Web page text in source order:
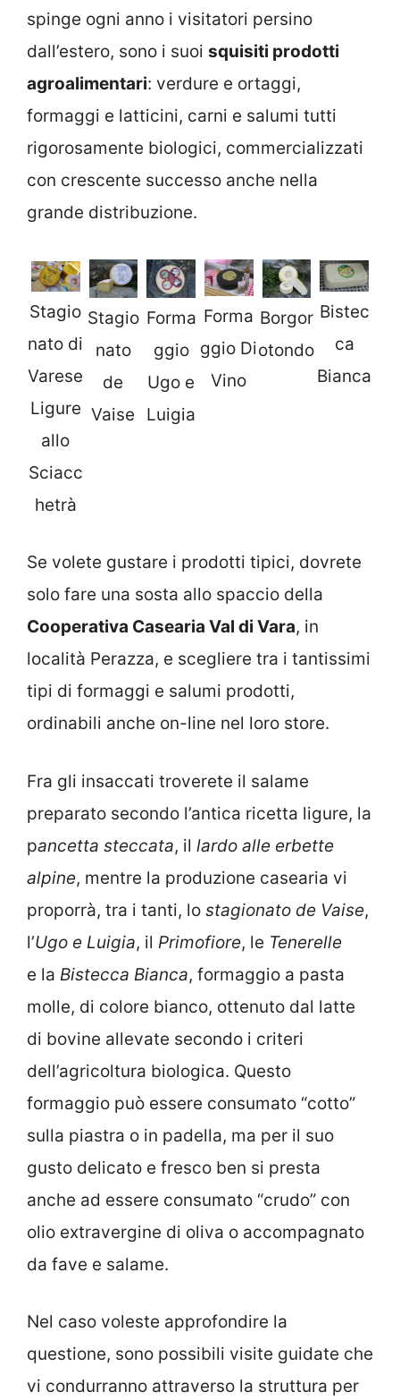
spinge ogni anno i visitatori persino
dall’estero, sono i suoi squisiti prodotti
agroalimentari: verdure e ortaggi,
formaggi e latticini, carni e salumi tutti
rigorosamente biologici, commercializzati
con crescente successo anche nella
grande distribuzione.
Stagio
nato di
Varese
Ligure
allo
Sciacc
hetrà
Stagio
nato
de
Vaise
Forma
ggio
Ugo e
Luigia
Forma
ggio Di
Vino
Borgor
otondo
Bistec
ca
Bianca
Se volete gustare i prodotti tipici, dovrete
solo fare una sosta allo spaccio della
Cooperativa Casearia Val di Vara, in
località Perazza, e scegliere tra i tantissimi
tipi di formaggi e salumi prodotti,
ordinabili anche on-line nel loro store.
Fra gli insaccati troverete il salame
preparato secondo l’antica ricetta ligure, la
pancetta steccata, il lardo alle erbette
alpine, mentre la produzione casearia vi
proporrà, tra i tanti, lo stagionato de Vaise,
l’Ugo e Luigia, il Primofiore, le Tenerelle
e la Bistecca Bianca, formaggio a pasta
molle, di colore bianco, ottenuto dal latte
di bovine allevate secondo i criteri
dell’agricoltura biologica. Questo
formaggio può essere consumato “cotto”
sulla piastra o in padella, ma per il suo
gusto delicato e fresco ben si presta
anche ad essere consumato “crudo” con
olio extravergine di oliva o accompagnato
da fave e salame.
Nel caso voleste approfondire la
questione, sono possibili visite guidate che
vi condurranno attraverso la struttura per